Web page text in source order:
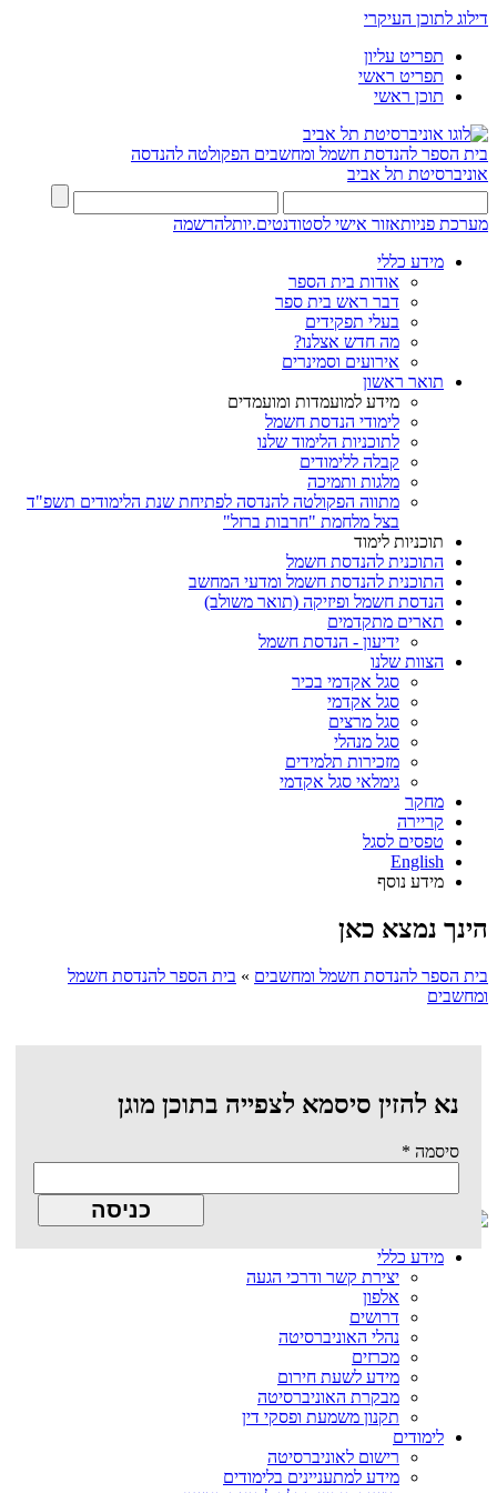
דילוג לתוכן העיקרי
תפריט עליון
תפריט ראשי
תוכן ראשי
בית הספר להנדסת חשמל ומחשבים הפקולטה להנדסה
אוניברסיטת תל אביב
מערכת פניותאזור אישי לסטודנטים.יותלהרשמה
מידע כללי
אודות בית הספר
דבר ראש בית ספר
בעלי תפקידים
מה חדש אצלנו?
אירועים וסמינרים
תואר ראשון
מידע למועמדות ומועמדים
לימודי הנדסת חשמל
לתוכניות הלימוד שלנו
קבלה ללימודים
מלגות ותמיכה
מתווה הפקולטה להנדסה לפתיחת שנת הלימודים תשפ"ד
בצל מלחמת "חרבות ברזל"
תוכניות לימוד
התוכנית להנדסת חשמל
התוכנית להנדסת חשמל ומדעי המחשב
הנדסת חשמל ופיזיקה (תואר משולב)
תארים מתקדמים
ידיעון - הנדסת חשמל
הצוות שלנו
סגל אקדמי בכיר
סגל אקדמי
סגל מרצים
סגל מנהלי
מזכירות תלמידים
גימלאי סגל אקדמי
מחקר
קריירה
טפסים לסגל
English
מידע נוסף
הינך נמצא כאן
בית הספר להנדסת חשמל ומחשבים » בית הספר להנדסת חשמל
ומחשבים
נא להזין סיסמא לצפייה בתוכן מוגן
סיסמה *
מידע כללי
יצירת קשר ודרכי הגעה
אלפון
דרושים
נהלי האוניברסיטה
מכרזים
מידע לשעת חירום
מבקרת האוניברסיטה
תקנון משמעת ופסקי דין
לימודים
רישום לאוניברסיטה
מידע למתעניינים בלימודים